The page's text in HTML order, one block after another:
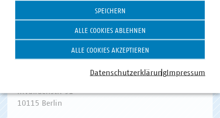
Hausanschrift und Kontakt
Invalidenstr. 91
10115 Berlin
SPEICHERN
ALLE COOKIES ABLEHNEN
ALLE COOKIES AKZEPTIEREN
DatenschutzerklärungImpressum